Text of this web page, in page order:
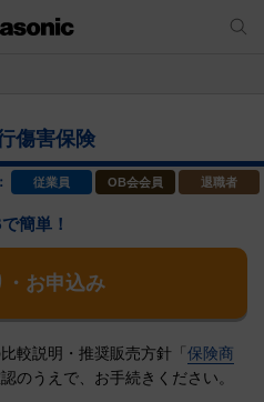
傷害保険
従業員 OB会会員 退職者
簡単！
・お申込み
較説明・推奨販売方針「 保険商
のうえで、 お手続きください。